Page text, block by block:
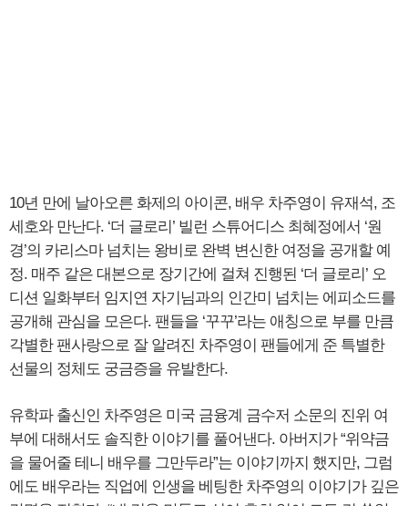
10년 만에 날아오른 화제의 아이콘, 배우 차주영이 유재석, 조
세호와 만난다. ‘더 글로리’ 빌런 스튜어디스 최혜정에서 ‘원
경’의 카리스마 넘치는 왕비로 완벽 변신한 여정을 공개할 예
정. 매주 같은 대본으로 장기간에 걸쳐 진행된 ‘더 글로리’ 오
디션 일화부터 임지연 자기님과의 인간미 넘치는 에피소드를
공개해 관심을 모은다. 팬들을 ‘꾸꾸’라는 애칭으로 부를 만큼
각별한 팬사랑으로 잘 알려진 차주영이 팬들에게 준 특별한
선물의 정체도 궁금증을 유발한다.
유학파 출신인 차주영은 미국 금융계 금수저 소문의 진위 여
부에 대해서도 솔직한 이야기를 풀어낸다. 아버지가 “위약금
을 물어줄 테니 배우를 그만두라”는 이야기까지 했지만, 그럼
에도 배우라는 직업에 인생을 베팅한 차주영의 이야기가 깊은